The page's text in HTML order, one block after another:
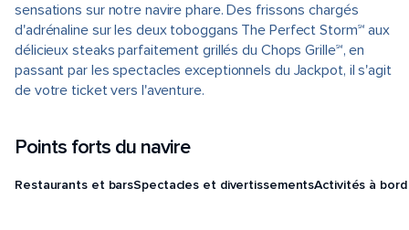
sensations sur notre navire phare. Des frissons chargés
d'adrénaline sur les deux toboggans The Perfect Storm℠ aux
délicieux steaks parfaitement grillés du Chops Grille℠, en
passant par les spectacles exceptionnels du Jackpot, il s'agit
de votre ticket vers l'aventure.
Points forts du navire
Restaurants et barsSpectacles et divertissementsActivités à bord